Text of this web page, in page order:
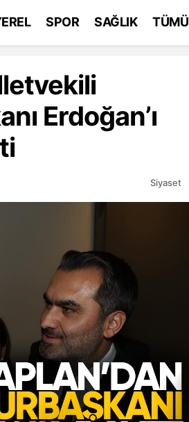
SPOR SAĞLIK TÜMÜ
Erdoğan’ı
Siyaset